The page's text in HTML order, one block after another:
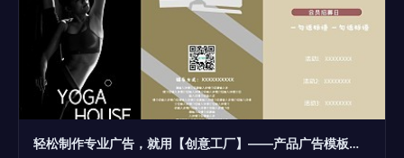
轻松制作专业广告，就用【创意工厂】——产品广告模板图片在线制作全攻略